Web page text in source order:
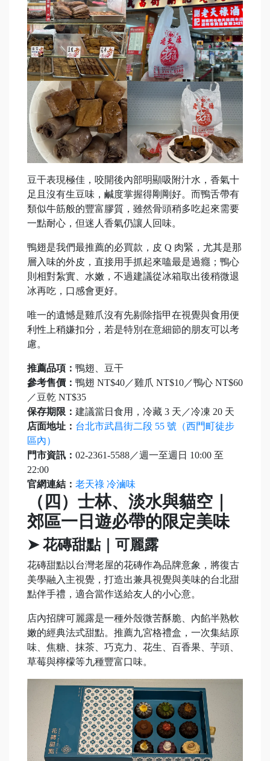
豆干表現極佳，咬開後內部明顯吸附汁水，香氣十
足且沒有生豆味，鹹度掌握得剛剛好。而鴨舌帶有
類似牛筋般的豐富膠質，雖然骨頭稍多吃起來需要
一點耐心，但迷人香氣仍讓人回味。
鴨翅是我們最推薦的必買款，皮 Q 肉緊，尤其是那
層入味的外皮，直接用手抓起來嗑最是過癮；鴨心
則相對紮實、水嫩，不過建議從冰箱取出後稍微退
冰再吃，口感會更好。
唯一的遺憾是雞爪沒有先剔除指甲在視覺與食用便
利性上稍嫌扣分，若是特別在意細節的朋友可以考
慮。
推薦品項： 鴨翅、豆干
參考售價： 鴨翅 NT$40／雞爪 NT$10／鴨心 NT$60
／豆乾 NT$35
保存期限： 建議當日食用，冷藏 3 天／冷凍 20 天
店面地址： 台北市武昌街二段 55 號（西門町徒步
區內）
門市資訊： 02-2361-5588／週一至週日 10:00 至
22:00
官網連結： 老天祿 冷滷味
（四）士林、淡水與貓空｜
郊區一日遊必帶的限定美味
➤ 花磚甜點｜可麗露
花磚甜點以台灣老屋的花磚作為品牌意象，將復古
美學融入主視覺，打造出兼具視覺與美味的台北甜
點伴手禮，適合當作送給友人的小心意。
店內招牌可麗露是一種外殼微苦酥脆、內餡半熟軟
嫩的經典法式甜點。推薦九宮格禮盒，一次集結原
味、焦糖、抹茶、巧克力、花生、百香果、芋頭、
草莓與檸檬等九種豐富口味。